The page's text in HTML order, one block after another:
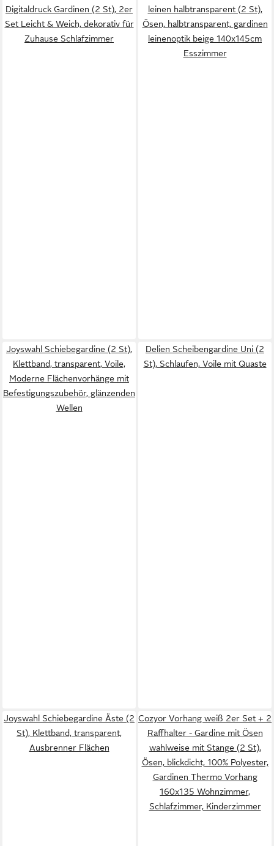
Digitaldruck Gardinen (2 St), 2er
Set Leicht & Weich, dekorativ für
Zuhause Schlafzimmer
leinen halbtransparent (2 St),
Ösen, halbtransparent, gardinen
leinenoptik beige 140x145cm
Esszimmer
Joyswahl Schiebegardine (2 St),
Klettband, transparent, Voile,
Moderne Flächenvorhänge mit
Befestigungszubehör, glänzenden
Wellen
Delien Scheibengardine Uni (2
St), Schlaufen, Voile mit Quaste
Joyswahl Schiebegardine Äste (2
St), Klettband, transparent,
Ausbrenner Flächen
Cozyor Vorhang weiß 2er Set + 2
Raffhalter - Gardine mit Ösen
wahlweise mit Stange (2 St),
Ösen, blickdicht, 100% Polyester,
Gardinen Thermo Vorhang
160x135 Wohnzimmer,
Schlafzimmer, Kinderzimmer